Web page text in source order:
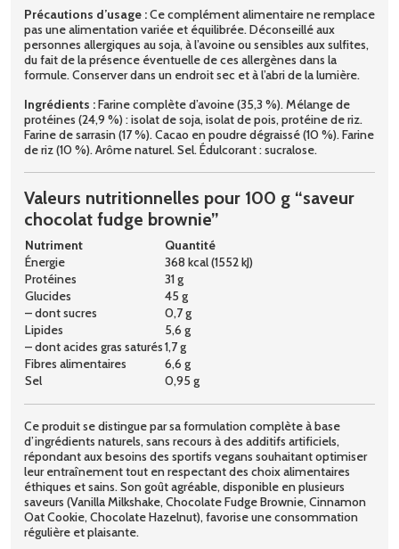
Précautions d’usage :Ce complément alimentaire ne remplace
pas une alimentation variée et équilibrée. Déconseillé aux
personnes allergiques au soja, à l’avoine ou sensibles aux sulfites,
du fait de la présence éventuelle de ces allergènes dans la
formule. Conserver dans un endroit sec et à l’abri de la lumière.
Ingrédients :Farine complète d’avoine (35,3 %). Mélange de
protéines (24,9 %) : isolat de soja, isolat de pois, protéine de riz.
Farine de sarrasin (17 %). Cacao en poudre dégraissé (10 %). Farine
de riz (10 %). Arôme naturel. Sel. Édulcorant : sucralose.
Valeurs nutritionnelles pour 100 g “saveur
chocolat fudge brownie”
Nutriment
Quantité
Énergie
368 kcal (1552 kJ)
Protéines
31 g
Glucides
45 g
– dont sucres
0,7 g
Lipides
5,6 g
– dont acides gras saturés1,7 g
Fibres alimentaires
6,6 g
Sel
0,95 g
Ce produit se distingue par sa formulation complète à base
d’ingrédients naturels, sans recours à des additifs artificiels,
répondant aux besoins des sportifs vegans souhaitant optimiser
leur entraînement tout en respectant des choix alimentaires
éthiques et sains. Son goût agréable, disponible en plusieurs
saveurs (Vanilla Milkshake, Chocolate Fudge Brownie, Cinnamon
Oat Cookie, Chocolate Hazelnut), favorise une consommation
régulière et plaisante.